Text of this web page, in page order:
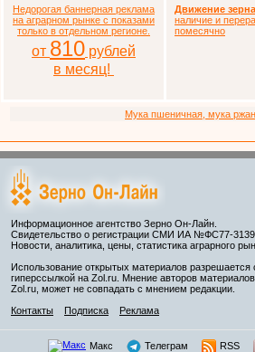
Недорогая баннерная реклама
на аграрном рынке с показами
только в отдельном регионе.
от 810 рублей
в месяц!
Движение зерна
наличие и
помесячно
Мука пшеничная, мука
Информационное агентство Зерно Он-Лайн.
Свидетельство о регистрации СМИ ИА №ФС77-
Новости, аналитика, цены, статистика аграрного
Использование открытых материалов разрешается
гиперссылкой на Zol.ru. Мнение авторов
Zol.ru, может не совпадать с мнением редакции.
Контакты
Подписка Реклама
Макс Телеграм RSS